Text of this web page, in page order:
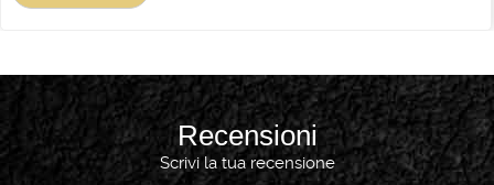
Recensioni
Scrivi la tua recensione